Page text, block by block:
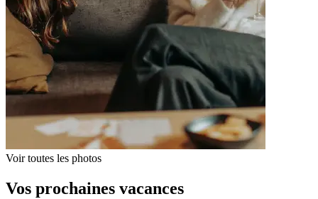
Voir toutes les photos
Vos prochaines vacances